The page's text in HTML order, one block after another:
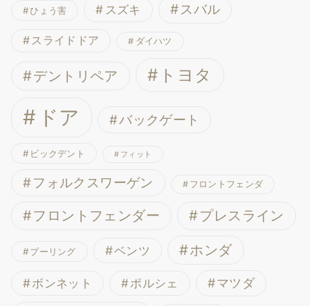
ひょう害 スズキ スバル
スライドドア ダイハツ
デントリペア トヨタ
ドア バックゲート
ビックデント フィット
フォルクスワーゲン フロントフェンダ
フロントフェンダー プレスライン
プーリング ベンツ ホンダ
ボンネット ポルシェ マツダ